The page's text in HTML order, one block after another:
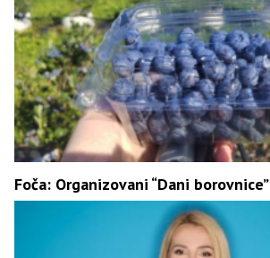
Foča: Organizovani “Dani borovnice”